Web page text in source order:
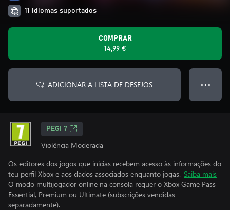
11 idiomas suportados
COMPRAR
14,99 €
ADICIONAR A LISTA DE DESEJOS ● ● ●
PEGI 7
Violência Moderada
Os editores dos jogos que inicias recebem acesso às informações do
teu perfil Xbox e aos dados associados enquanto jogas. Saiba mais
O modo multijogador online na consola requer o Xbox Game Pass
Essential, Premium ou Ultimate (subscrições vendidas
separadamente).